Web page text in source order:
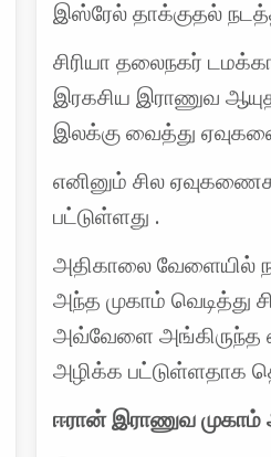
இஸ்ரேல் தாக்குதல்
சிரியா தலைநகர்
இரகசிய இராணுவ
இலக்கு வைத்து
எனினும் சில
பட்டுள்ளது .
அதிகாலை வேளையில்
அந்த முகாம் வெடித்து
அவ்வேளை அங்கிருந்த
அழிக்க பட்டுள்ளதாக
ஈரான் இராணுவ முகாம்